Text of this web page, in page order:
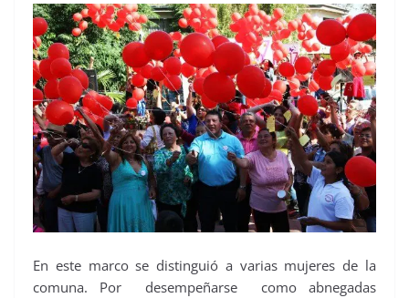
En este marco se distinguió a varias mujeres de la
comuna. Por desempeñarse como abnegadas